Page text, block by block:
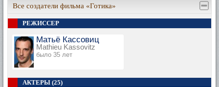
Все создатели фильма «Готика»
РЕЖИССЕР
Матьё Кассовиц
Mathieu Kassovitz
было 35 лет
АКТЕРЫ (25)